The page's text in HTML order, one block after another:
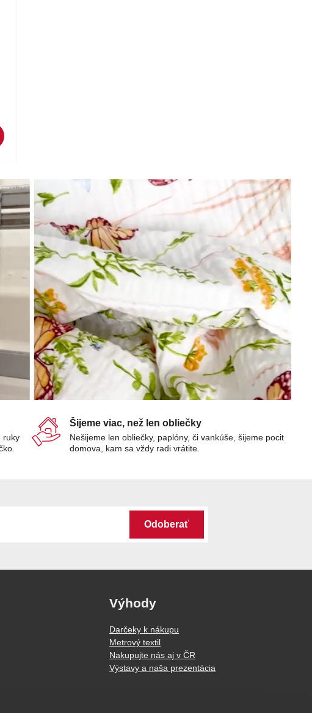
ruky
Šijeme viac, než len obliečky
Nešijeme len obliečky, paplóny, či vankúše, šijeme pocit
domova, kam sa vždy radi vrátite.
Odoberať
Výhody
Darčeky k nákupu
Metrový textil
Nakupujte nás aj v ČR
Výstavy a naša prezentácia